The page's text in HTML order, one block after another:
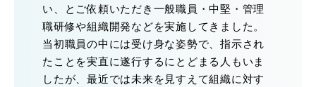
い、とご依頼いただき一般職員・中堅・管理
職研修や組織開発などを実施してきました。
当初職員の中には受け身な姿勢で、指示され
たことを実直に遂行するにとどまる人もいま
したが、最近では未来を見すえて組織に対す